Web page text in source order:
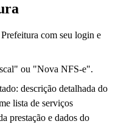
com seu login e
ou "Nova NFS-e".
descrição detalhada do
lista de serviços
prestação e dados do